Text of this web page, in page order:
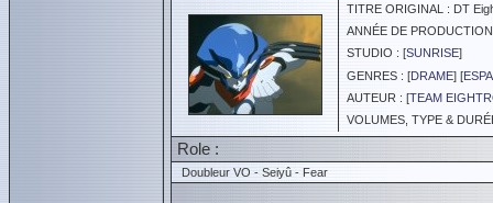
TITRE ORIGINAL : DT
ANNÉE DE
STUDIO : [SUNRISE]
GENRES : [DRAME] [
AUTEUR : [TEAM
VOLUMES, TYPE &
Role :
Doubleur VO - Seiyû - Fear